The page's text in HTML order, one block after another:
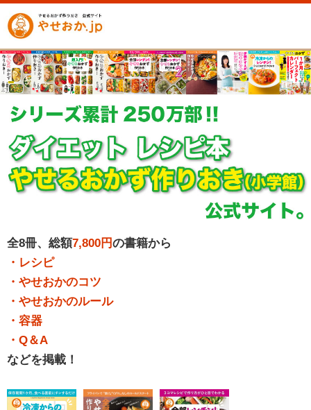
全8冊、総額7,800円の書籍から
・レシピ
・やせおかのコツ
・やせおかのルール
・容器
・Q＆A
などを掲載！